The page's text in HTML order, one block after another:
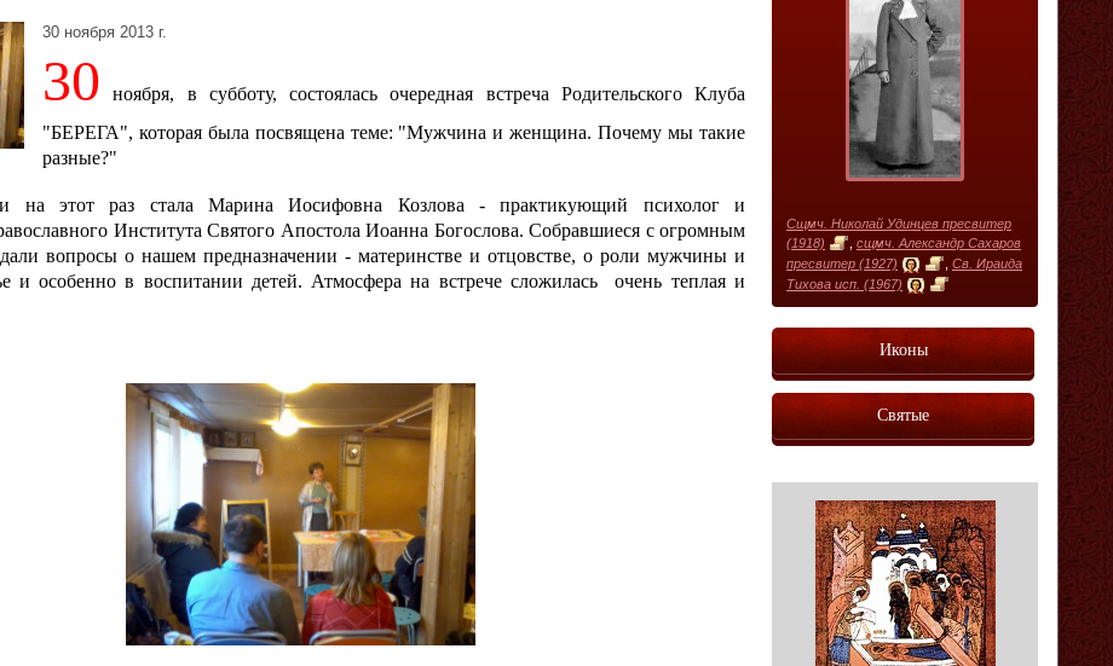
30 ноября 2013 г.
30 ноября, в субботу, состоялась очередная встреча Родительского Клуба
"БЕРЕГА", которая была посвящена теме: "Мужчина и женщина. Почему мы такие
разные?"
на этот раз стала Марина Иосифовна Козлова - практикующий психолог и
Института Святого Апостола Иоанна Богослова. Собравшиеся с огромным
вопросы о нашем предназначении - материнстве и отцовстве, о роли мужчины и
и особенно в воспитании детей. Атмосфера на встрече сложилась очень теплая и
Сщмч. Николай Удинцев пресвитер
(1918)
сщмч. Александр Сахаров
пресвитер (1927)
Св. Ираида
Тихова исп. (1967)
Иконы
Святые